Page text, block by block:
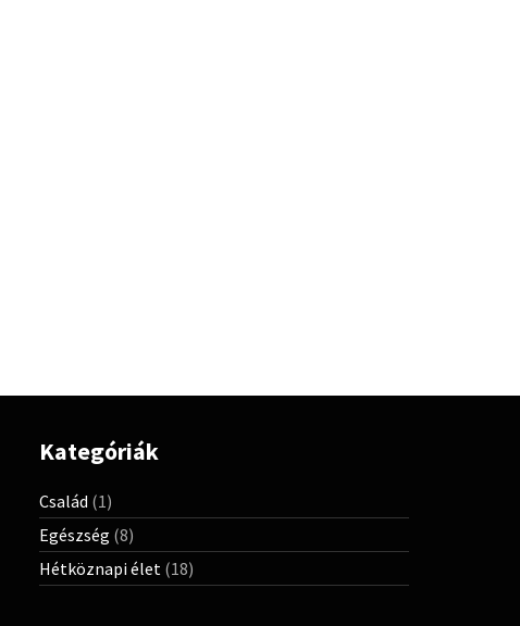
Kategóriák
Család (1)
Egészség (8)
Hétköznapi élet (18)